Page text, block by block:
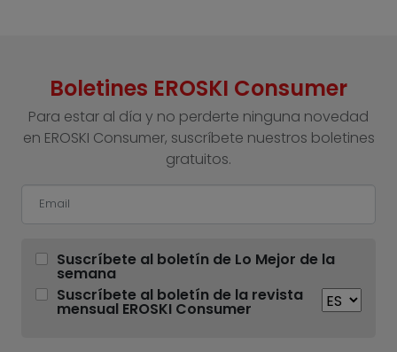
Boletines EROSKI Consumer
Para estar al día y no perderte ninguna novedad
en EROSKI Consumer, suscríbete nuestros boletines
gratuitos.
Suscríbete al boletín de Lo Mejor de la
semana
Suscríbete al boletín de la revista
mensual EROSKI Consumer